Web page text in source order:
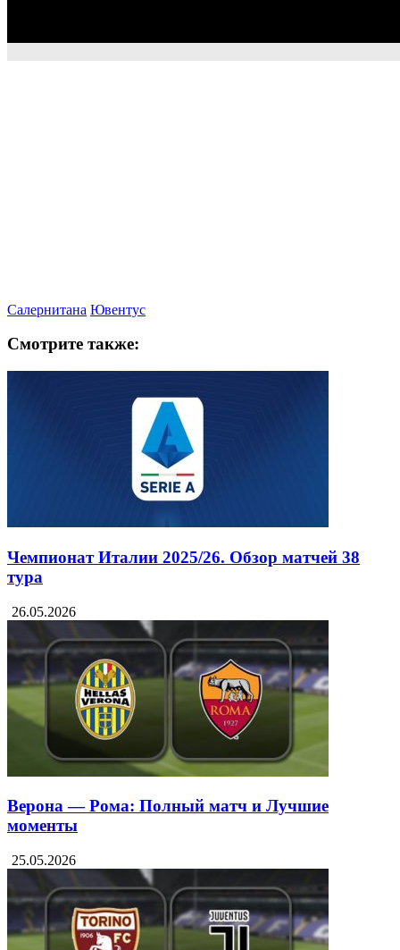
Салернитана Ювентус
Смотрите также:
Чемпионат Италии 2025/26. Обзор матчей 38
тура
26.05.2026
Верона — Рома: Полный матч и Лучшие
моменты
25.05.2026